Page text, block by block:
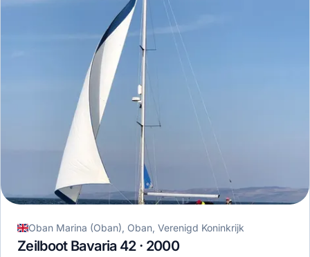
Oban Marina (Oban), Oban, Verenigd Koninkrijk
Zeilboot Bavaria 42 · 2000